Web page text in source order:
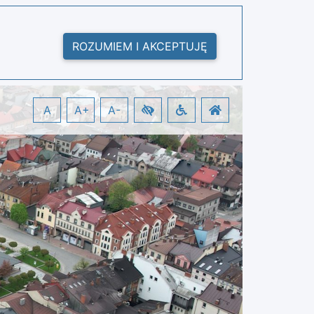
ROZUMIEM I AKCEPTUJĘ
A A+ A-